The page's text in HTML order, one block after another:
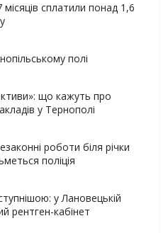
сплатили понад 1,6
полі
що кажуть про
у Тернополі
роботи біля річки
поліція
у Лановецькій
рентген-кабінет